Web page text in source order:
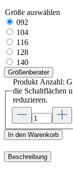
Größe auswählen
092
104
116
128
140
Größenberater
Produkt Anzahl:
die Schaltflächen
reduzieren.
In den Warenkorb
Beschreibung